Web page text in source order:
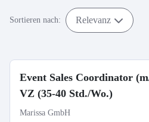
Sortieren nach: Relevanz
Event Sales Coordinator
VZ (35-40 Std./Wo.)
Marissa GmbH